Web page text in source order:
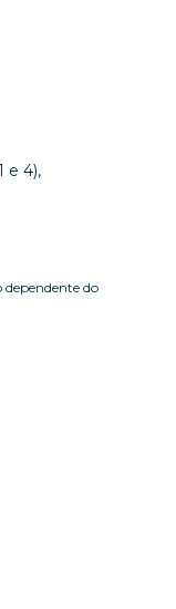
e 4),
dependente do